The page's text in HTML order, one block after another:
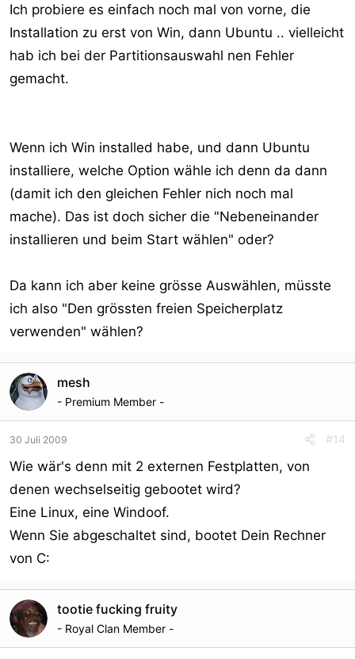
Ich probiere es einfach noch mal von vorne, die
Installation zu erst von Win, dann Ubuntu .. vielleicht
hab ich bei der Partitionsauswahl nen Fehler
gemacht.
Wenn ich Win installed habe, und dann Ubuntu
installiere, welche Option wähle ich denn da dann
(damit ich den gleichen Fehler nich noch mal
mache). Das ist doch sicher die "Nebeneinander
installieren und beim Start wählen" oder?
Da kann ich aber keine grösse Auswählen, müsste
ich also "Den grössten freien Speicherplatz
verwenden" wählen?
mesh
- Premium Member -
30 Juli 2009 #14
Wie wär's denn mit 2 externen Festplatten, von
denen wechselseitig gebootet wird?
Eine Linux, eine Windoof.
Wenn Sie abgeschaltet sind, bootet Dein Rechner
von C:
tootie fucking fruity
- Royal Clan Member -